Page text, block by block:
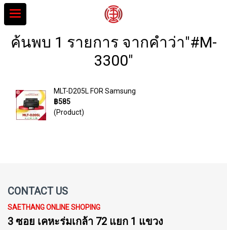
ค้นพบ 1 รายการ จากคำว่า"#M-
3300"
MLT-D205L FOR Samsung
฿585
(Product)
CONTACT US
SAETHANG ONLINE SHOPING
3 ซอย เคหะร่มเกล้า 72 แยก 1 แขวง